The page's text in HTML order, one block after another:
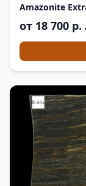
Amazonite
от 18 700